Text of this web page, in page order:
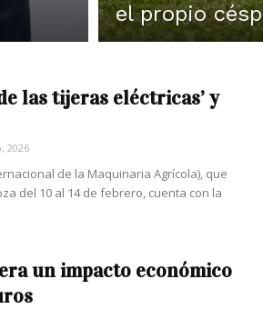
el propio
las tijeras eléctricas’ y
2026
de la Maquinaria Agrícola), que
del 10 al 14 de febrero, cuenta con la
un impacto económico